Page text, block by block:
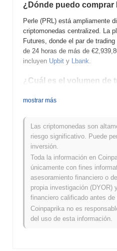
¿Dónde puedo comprar
Perle (PRL) está ampliamente
criptomonedas centralized. La
Futures, donde el par de
de 24 horas de más de
incluyen Upbit y Lbank.
¿Cuál es el volumen de
en
comparación con el día
plazo en la actividad de trading.
¿Cuál es el historial del
Perle?
Máximo Histórico (ATH):
Mínimo Histórico (ATL):NaN
Perle se negocia actualmente
¿Cuál es la
mostrar más
Las criptomonedas son
riesgo significativo. Puede
inversión.
Toda la información en
únicamente con fines
asesoramiento financiero o
propia investigación (DYOR)
financiero calificado antes
Coinpaprika no es
del uso de esta información.